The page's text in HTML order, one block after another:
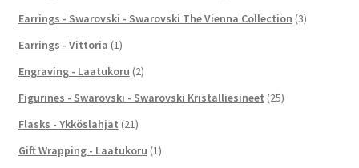
Earrings - Swarovski - Swarovski The Vienna Collection (3)
Earrings - Vittoria (1)
Engraving - Laatukoru (2)
Figurines - Swarovski - Swarovski Kristalliesineet (25)
Flasks - Ykköslahjat (21)
Gift Wrapping - Laatukoru (1)